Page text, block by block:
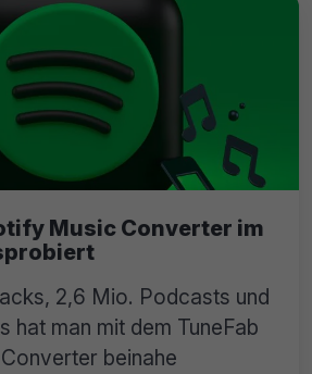
Music Converter im
2,6 Mio. Podcasts und
hat man mit dem TuneFab
beinahe